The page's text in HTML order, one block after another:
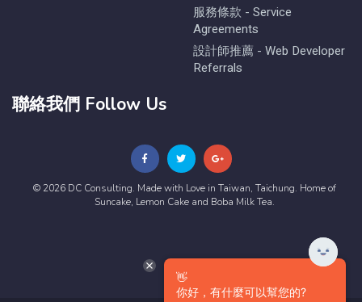
服務條款 - Service
Agreements
設計師推薦 - Web Developer
Referrals
聯絡我們 Follow Us
© 2026 DC Consulting. Made with Love in Taiwan, Taichung. Home of
Suncake, Lemon Cake and Boba Milk Tea.
👋
你好，有什麼可以幫您的?